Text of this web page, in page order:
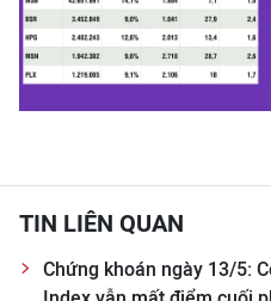
Media Thế giới
Media Thể thao
Media Giáo dục
Media Khoa học - Công
Media Môi trường
TIN LIÊN QUAN
Chứng khoán ngày 13/5: